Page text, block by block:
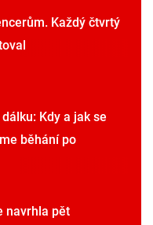
Každý čtvrtý
Kdy a jak se
běhání po
navrhla pět